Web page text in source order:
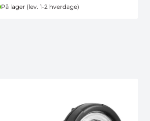
På lager (lev. 1-2 hverdage)